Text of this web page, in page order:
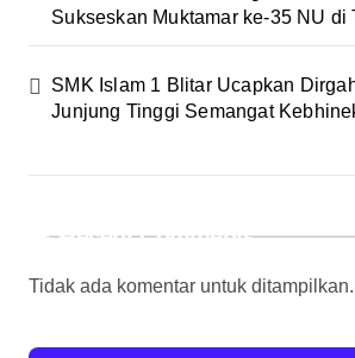
Sukseskan Muktamar ke-35 NU di
SMK Islam 1 Blitar Ucapkan
Junjung Tinggi Semangat
Recent Comments
Tidak ada komentar untuk ditampilkan.